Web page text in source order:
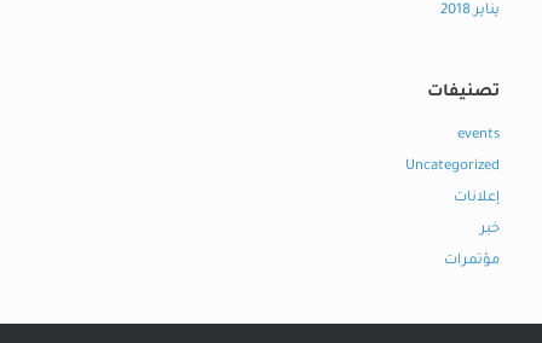
يناير 2018
تصنيفات
events
Uncategorized
إعلانات
خبر
مؤتمرات